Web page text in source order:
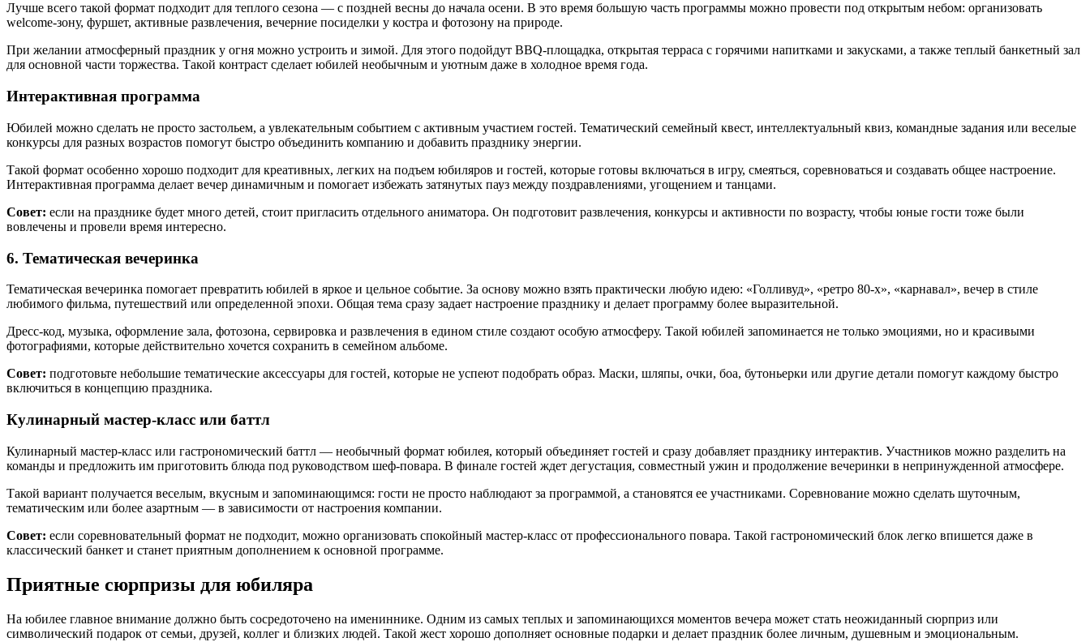
Смотреть все
Беседки с мангалом
СПА-зона
Всё для детей
Частные праздники
Смотреть все
Свадьбы
Детский праздник
День Рождения
Контакты
bron@areal-hotel.ru
MAX
Социальные сети
Лучше всего такой формат подходит для теплого сезона — с поздней весны до начала осени. В это время большую часть программы можно провести под открытым небом: организовать
welcome-зону, фуршет, активные развлечения, вечерние посиделки у костра и фотозону на природе.
При желании атмосферный праздник у огня можно устроить и зимой. Для этого подойдут BBQ-площадка, открытая терраса с горячими напитками и закусками, а также теплый банкетный зал
для основной части торжества. Такой контраст сделает юбилей необычным и уютным даже в холодное время года.
Интерактивная программа
Юбилей можно сделать не просто застольем, а увлекательным событием с активным участием гостей. Тематический семейный квест, интеллектуальный квиз, командные задания или веселые
конкурсы для разных возрастов помогут быстро объединить компанию и добавить празднику энергии.
Такой формат особенно хорошо подходит для креативных, легких на подъем юбиляров и гостей, которые готовы включаться в игру, смеяться, соревноваться и создавать общее настроение.
Интерактивная программа делает вечер динамичным и помогает избежать затянутых пауз между поздравлениями, угощением и танцами.
Совет: если на празднике будет много детей, стоит пригласить отдельного аниматора. Он подготовит развлечения, конкурсы и активности по возрасту, чтобы юные гости тоже были
вовлечены и провели время интересно.
6. Тематическая вечеринка
Тематическая вечеринка помогает превратить юбилей в яркое и цельное событие. За основу можно взять практически любую идею: «Голливуд», «ретро 80-х», «карнавал», вечер в стиле
любимого фильма, путешествий или определенной эпохи. Общая тема сразу задает настроение празднику и делает программу более выразительной.
Дресс-код, музыка, оформление зала, фотозона, сервировка и развлечения в едином стиле создают особую атмосферу. Такой юбилей запоминается не только эмоциями, но и красивыми
фотографиями, которые действительно хочется сохранить в семейном альбоме.
Совет: подготовьте небольшие тематические аксессуары для гостей, которые не успеют подобрать образ. Маски, шляпы, очки, боа, бутоньерки или другие детали помогут каждому быстро
включиться в концепцию праздника.
Кулинарный мастер-класс или баттл
Кулинарный мастер-класс или гастрономический баттл — необычный формат юбилея, который объединяет гостей и сразу добавляет празднику интерактив. Участников можно разделить на
команды и предложить им приготовить блюда под руководством шеф-повара. В финале гостей ждет дегустация, совместный ужин и продолжение вечеринки в непринужденной атмосфере.
Такой вариант получается веселым, вкусным и запоминающимся: гости не просто наблюдают за программой, а становятся ее участниками. Соревнование можно сделать шуточным,
тематическим или более азартным — в зависимости от настроения компании.
Совет: если соревновательный формат не подходит, можно организовать спокойный мастер-класс от профессионального повара. Такой гастрономический блок легко впишется даже в
классический банкет и станет приятным дополнением к основной программе.
Приятные сюрпризы для юбиляра
На юбилее главное внимание должно быть сосредоточено на имениннике. Одним из самых теплых и запоминающихся моментов вечера может стать неожиданный сюрприз или
символический подарок от семьи, друзей, коллег и близких людей. Такой жест хорошо дополняет основные подарки и делает праздник более личным, душевным и эмоциональным.